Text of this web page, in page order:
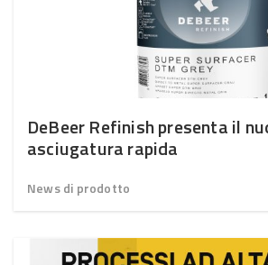
DeBeer Refinish presenta il
asciugatura rapida
News di prodotto